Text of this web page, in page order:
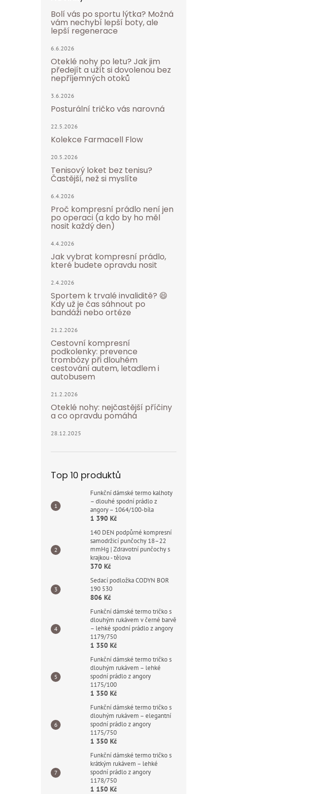
Bolí vás po sportu lýtka? Možná
vám nechybí lepší boty, ale
lepší regenerace
6.6.2026
Oteklé nohy po letu? Jak jim
předejít a užít si dovolenou bez
nepříjemných otoků
3.6.2026
Posturální tričko vás narovná
22.5.2026
Kolekce Farmacell Flow
20.5.2026
Tenisový loket bez tenisu?
Častější, než si myslíte
6.4.2026
Proč kompresní prádlo není jen
po operaci (a kdo by ho měl
nosit každý den)
4.4.2026
Jak vybrat kompresní prádlo,
které budete opravdu nosit
2.4.2026
Sportem k trvalé invaliditě? 😄
Kdy už je čas sáhnout po
bandáži nebo ortéze
21.2.2026
Cestovní kompresní
podkolenky: prevence
trombózy při dlouhém
cestování autem, letadlem i
autobusem
21.2.2026
Oteklé nohy: nejčastější příčiny
a co opravdu pomáhá
28.12.2025
Top 10 produktů
Funkční dámské termo kalhoty
– dlouhé spodní prádlo z
angory – 1064/100-bíla
1 390 Kč
140 DEN podpůrné kompresní
samodržicí punčochy 18–22
mmHg | Zdravotní punčochy s
krajkou - tělova
370 Kč
Sedací podložka CODYN BOR
190 530
806 Kč
Funkční dámské termo tričko s
dlouhým rukávem v černé barvě
– lehké spodní prádlo z angory
1179/750
1 350 Kč
Funkční dámské termo tričko s
dlouhým rukávem – lehké
spodní prádlo z angory
1175/100
1 350 Kč
Funkční dámské termo tričko s
dlouhým rukávem – elegantní
spodní prádlo z angory
1175/750
1 350 Kč
Funkční dámské termo tričko s
krátkým rukávem – lehké
spodní prádlo z angory
1178/750
1 150 Kč